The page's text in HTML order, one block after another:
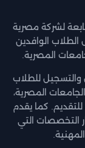
لشركة مصرية
الوافدين
المصرية.
للطلاب
المصرية،
للتقديم. كما يقدم
التخصصات التي